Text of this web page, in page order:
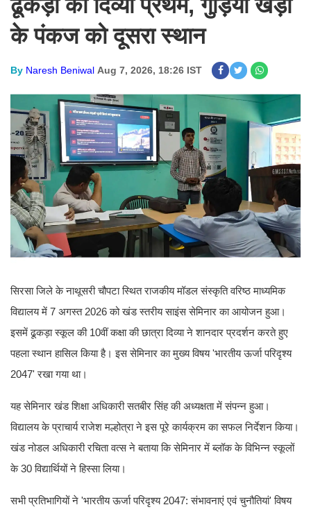
के पंकज को दूसरा स्थान
By Naresh Beniwal Aug 7, 2026, 18:26 IST
सिरसा जिले के नाथूसरी चौपटा स्थित राजकीय मॉडल संस्कृति वरिष्ठ माध्यमिक
विद्यालय में 7 अगस्त 2026 को खंड स्तरीय साइंस सेमिनार का आयोजन हुआ।
इसमें ढूकड़ा स्कूल की 10वीं कक्षा की छात्रा दिव्या ने शानदार प्रदर्शन करते हुए
पहला स्थान हासिल किया है। इस सेमिनार का मुख्य विषय 'भारतीय ऊर्जा परिदृश्य
2047' रखा गया था।
यह सेमिनार खंड शिक्षा अधिकारी सतबीर सिंह की अध्यक्षता में संपन्न हुआ।
विद्यालय के प्राचार्य राजेश मल्होत्रा ने इस पूरे कार्यक्रम का सफल निर्देशन किया।
खंड नोडल अधिकारी रचिता वत्स ने बताया कि सेमिनार में ब्लॉक के विभिन्न स्कूलों
के 30 विद्यार्थियों ने हिस्सा लिया।
सभी प्रतिभागियों ने 'भारतीय ऊर्जा परिदृश्य 2047: संभावनाएं एवं चुनौतियां' विषय